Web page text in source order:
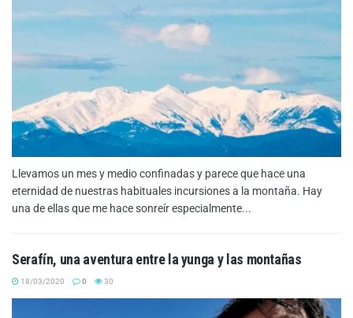
Llevamos un mes y medio confinadas y parece que hace una
eternidad de nuestras habituales incursiones a la montaña. Hay
una de ellas que me hace sonreír especialmente...
Serafín, una aventura entre la yunga y las montañas
18/03/2020 0 30